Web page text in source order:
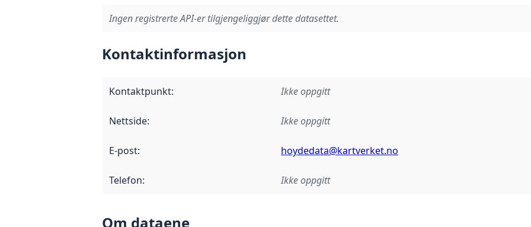
Ingen registrerte API-er tilgjengeliggjør dette datasettet.
Kontaktinformasjon
Kontaktpunkt: Ikke oppgitt
Nettside: Ikke oppgitt
E-post: hoydedata@kartverket.no
Telefon: Ikke oppgitt
Om dataene